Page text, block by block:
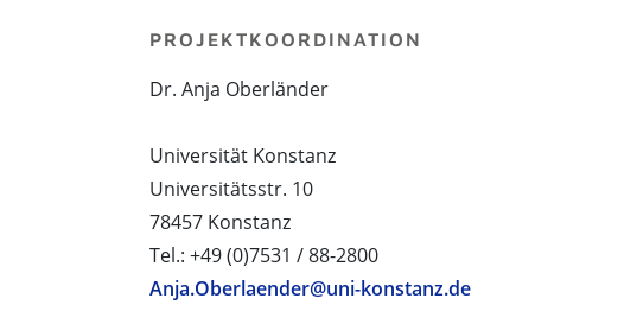
PROJEKTKOORDINATION
Dr. Anja Oberländer
Universität Konstanz
Universitätsstr. 10
78457 Konstanz
Tel.: +49 (0)7531 / 88-2800
Anja.Oberlaender@uni-konstanz.de